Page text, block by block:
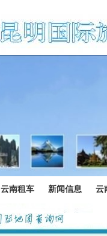
云南租车 新闻信息 云